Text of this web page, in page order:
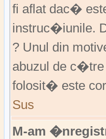
fi aflat dac�
instruc�iunile.
? Unul din
abuzul de c�tre
folosit� este
Sus
M-am